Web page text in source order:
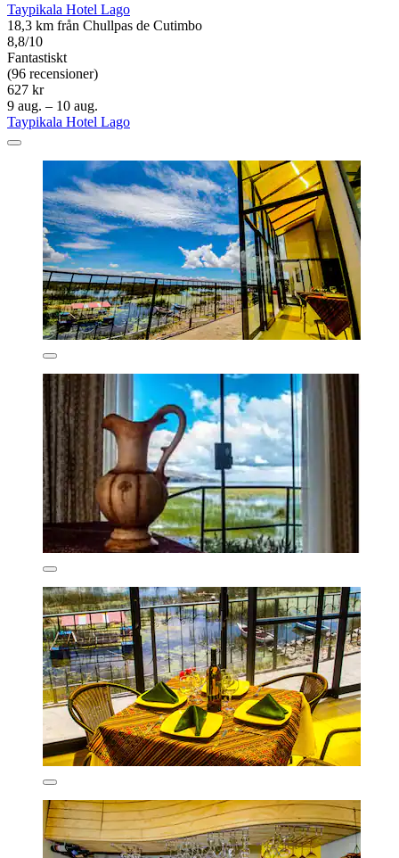
Taypikala Hotel Lago
18,3 km från Chullpas de Cutimbo
8,8/10
Fantastiskt
(96 recensioner)
627 kr
9 aug. – 10 aug.
Taypikala Hotel Lago